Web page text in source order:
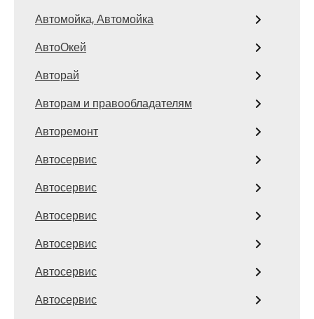
Автомойка, Автомойка
АвтоОкей
Авторай
Авторам и правообладателям
Авторемонт
Автосервис
Автосервис
Автосервис
Автосервис
Автосервис
Автосервис